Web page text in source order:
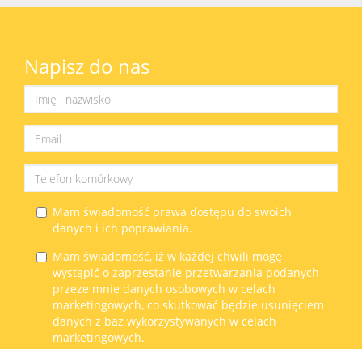
Napisz do nas
Mam świadomość prawa dostępu do swoich
danych i ich poprawiania.
Mam świadomość, iż w każdej chwili mogę
wystąpić o zaprzestanie przetwarzania podanych
przeze mnie danych osobowych w celach
marketingowych, co skutkować będzie usunięciem
danych z baz wykorzystywanych w celach
marketingowych.